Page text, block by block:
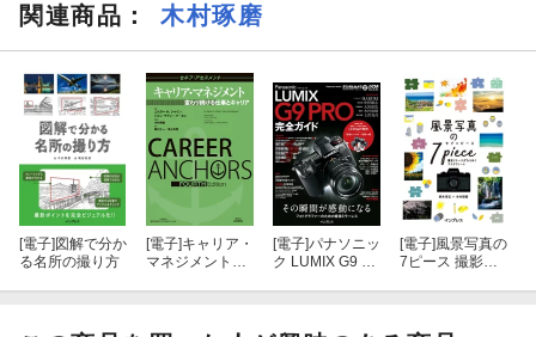
関連商品 ： 木村琢磨
[電子]図解で分か
る名所の撮り方
[電子]キャリア・
マネジメント
[電子]パナソニッ
ク LUMIX G9 P
[電子]風景写真の
7ピース 撮影イ